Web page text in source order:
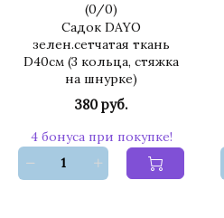
(0/0)
Садок DAYO
зелен.сетчатая ткань
D40см (3 кольца, стяжка
на шнурке)
380 руб.
4 бонуса при покупке!